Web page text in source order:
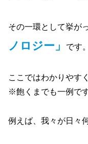
その一環として挙が
ノロジー」
です。
ここではわかりやす
※飽くまでも一例です
例えば、我々が日々